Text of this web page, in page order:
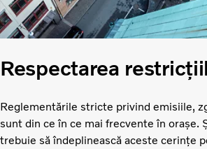
Respectarea
Reglementările stricte privind emisiile,
sunt din ce în ce mai frecvente în orașe.
trebuie să îndeplinească aceste cerințe